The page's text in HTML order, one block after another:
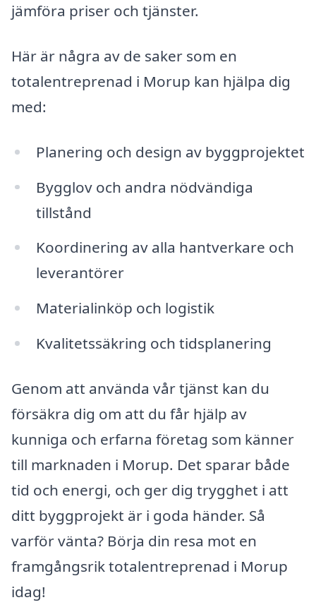
jämföra priser och tjänster.
Här är några av de saker som en
totalentreprenad i Morup kan hjälpa dig
med:
Planering och design av byggprojektet
Bygglov och andra nödvändiga
tillstånd
Koordinering av alla hantverkare och
leverantörer
Materialinköp och logistik
Kvalitetssäkring och tidsplanering
Genom att använda vår tjänst kan du
försäkra dig om att du får hjälp av
kunniga och erfarna företag som känner
till marknaden i Morup. Det sparar både
tid och energi, och ger dig trygghet i att
ditt byggprojekt är i goda händer. Så
varför vänta? Börja din resa mot en
framgångsrik totalentreprenad i Morup
idag!